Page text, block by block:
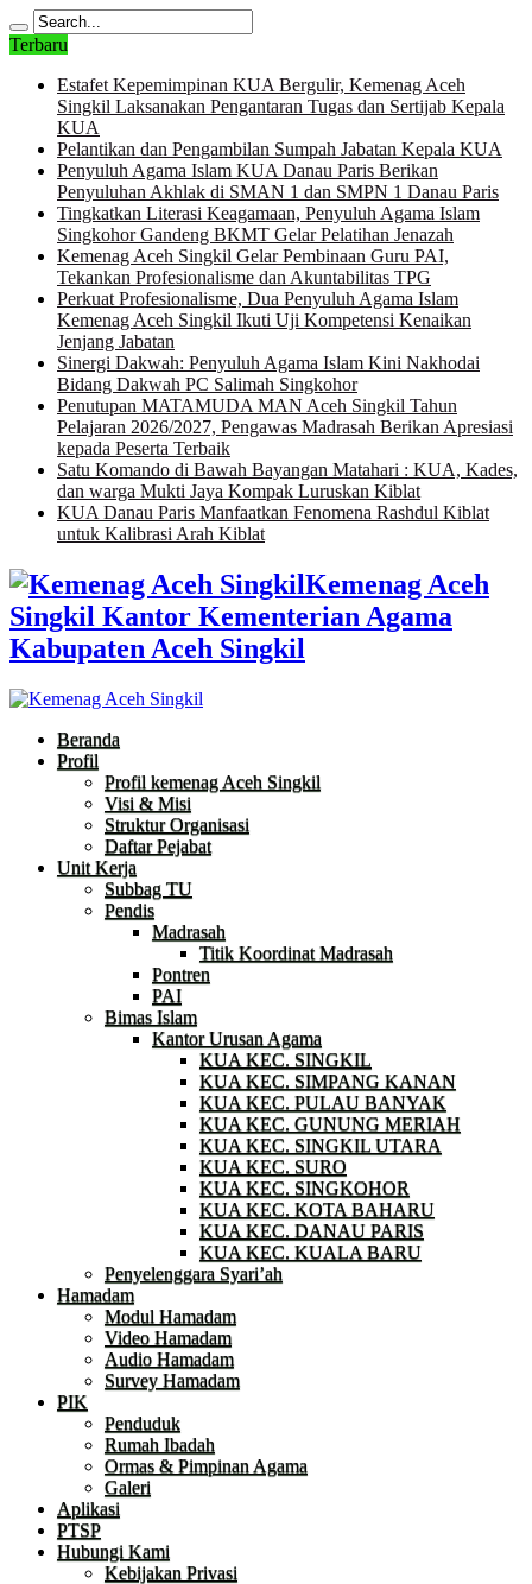
Terbaru
Estafet Kepemimpinan KUA Bergulir, Kemenag Aceh
Singkil Laksanakan Pengantaran Tugas dan Sertijab Kepala
KUA
Pelantikan dan Pengambilan Sumpah Jabatan Kepala KUA
Penyuluh Agama Islam KUA Danau Paris Berikan
Penyuluhan Akhlak di SMAN 1 dan SMPN 1 Danau Paris
Tingkatkan Literasi Keagamaan, Penyuluh Agama Islam
Singkohor Gandeng BKMT Gelar Pelatihan Jenazah
Kemenag Aceh Singkil Gelar Pembinaan Guru PAI,
Tekankan Profesionalisme dan Akuntabilitas TPG
Perkuat Profesionalisme, Dua Penyuluh Agama Islam
Kemenag Aceh Singkil Ikuti Uji Kompetensi Kenaikan
Jenjang Jabatan
Sinergi Dakwah: Penyuluh Agama Islam Kini Nakhodai
Bidang Dakwah PC Salimah Singkohor
Penutupan MATAMUDA MAN Aceh Singkil Tahun
Pelajaran 2026/2027, Pengawas Madrasah Berikan Apresiasi
kepada Peserta Terbaik
Satu Komando di Bawah Bayangan Matahari : KUA, Kades,
dan warga Mukti Jaya Kompak Luruskan Kiblat
KUA Danau Paris Manfaatkan Fenomena Rashdul Kiblat
untuk Kalibrasi Arah Kiblat
Kemenag Aceh
Singkil Kantor Kementerian Agama
Kabupaten Aceh Singkil
Beranda
Profil
Profil kemenag Aceh Singkil
Visi & Misi
Struktur Organisasi
Daftar Pejabat
Unit Kerja
Subbag TU
Pendis
Madrasah
Titik Koordinat Madrasah
Pontren
PAI
Bimas Islam
Kantor Urusan Agama
KUA KEC. SINGKIL
KUA KEC. SIMPANG KANAN
KUA KEC. PULAU BANYAK
KUA KEC. GUNUNG MERIAH
KUA KEC. SINGKIL UTARA
KUA KEC. SURO
KUA KEC. SINGKOHOR
KUA KEC. KOTA BAHARU
KUA KEC. DANAU PARIS
KUA KEC. KUALA BARU
Penyelenggara Syari’ah
Hamadam
Modul Hamadam
Video Hamadam
Audio Hamadam
Survey Hamadam
PIK
Penduduk
Rumah Ibadah
Ormas & Pimpinan Agama
Galeri
Aplikasi
PTSP
Hubungi Kami
Kebijakan Privasi